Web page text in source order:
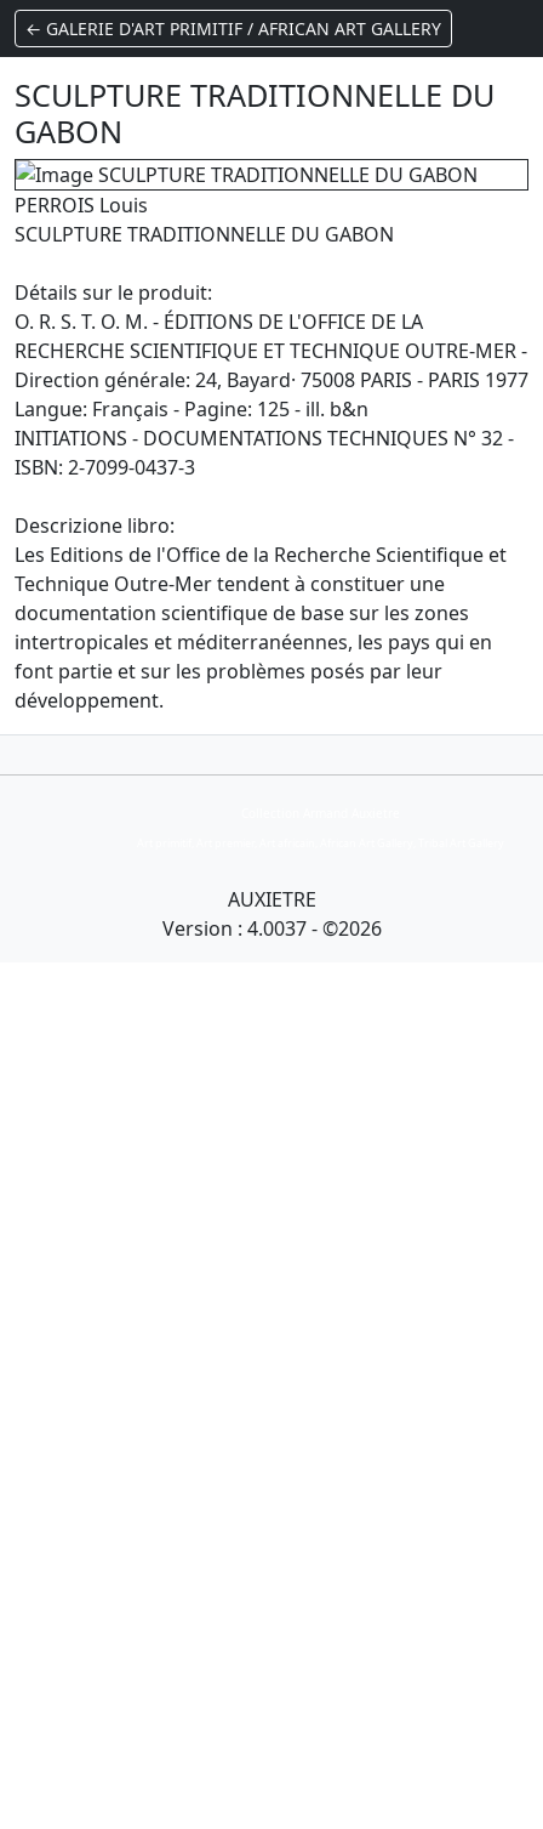
← GALERIE D'ART PRIMITIF / AFRICAN ART GALLERY
SCULPTURE TRADITIONNELLE DU
GABON
PERROIS Louis
SCULPTURE TRADITIONNELLE DU GABON
Détails sur le produit:
O. R. S. T. O. M. - ÉDITIONS DE L'OFFICE DE LA
RECHERCHE SCIENTIFIQUE ET TECHNIQUE OUTRE-MER -
Direction générale: 24, Bayard· 75008 PARIS - PARIS 1977
Langue: Français - Pagine: 125 - ill. b&n
INITIATIONS - DOCUMENTATIONS TECHNIQUES N° 32 -
ISBN: 2-7099-0437-3
Descrizione libro:
Les Editions de l'Office de la Recherche Scientifique et
Technique Outre-Mer tendent à constituer une
documentation scientifique de base sur les zones
intertropicales et méditerranéennes, les pays qui en
font partie et sur les problèmes posés par leur
développement.
AUXIETRE
Version : 4.0037 - ©2026